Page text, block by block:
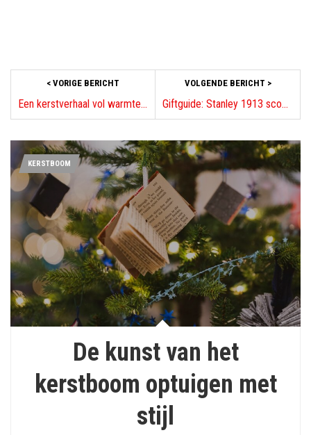
< VORIGE BERICHT
Een kerstverhaal vol warmte en betekenis
VOLGENDE BERICHT >
Giftguide: Stanley 1913 scoort met limited-edition gear voor voetbalfans
KERSTBOOM
De kunst van het
kerstboom optuigen met
stijl